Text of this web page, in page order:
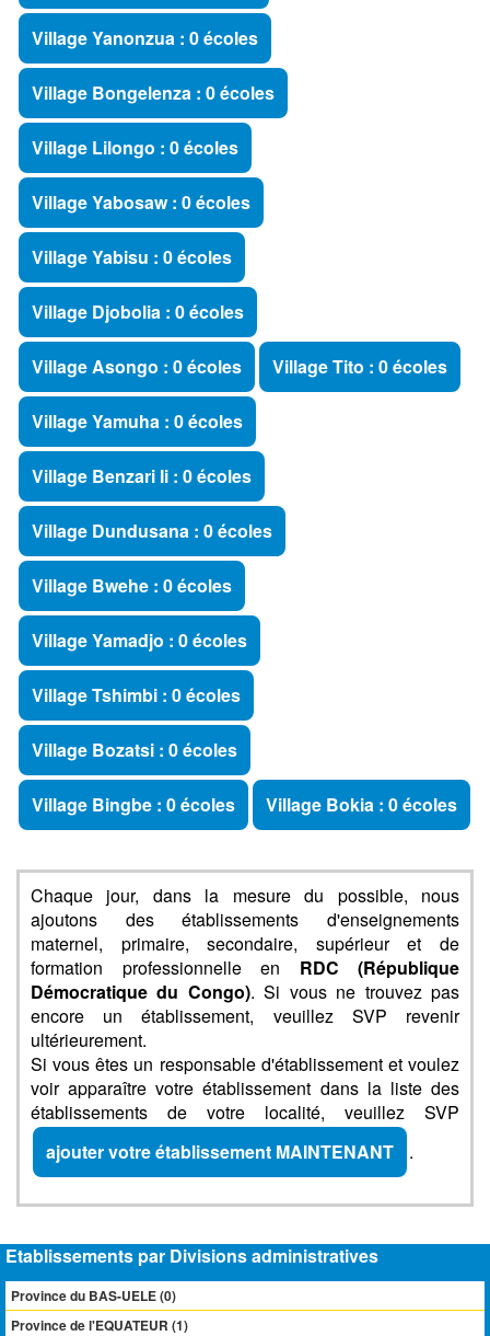
Village Yanonzua : 0 écoles
Village Bongelenza : 0 écoles
Village Lilongo : 0 écoles
Village Yabosaw : 0 écoles
Village Yabisu : 0 écoles
Village Djobolia : 0 écoles
Village Asongo : 0 écoles Village Tito : 0 écoles
Village Yamuha : 0 écoles
Village Benzari Ii : 0 écoles
Village Dundusana : 0 écoles
Village Bwehe : 0 écoles
Village Yamadjo : 0 écoles
Village Tshimbi : 0 écoles
Village Bozatsi : 0 écoles
Village Bingbe : 0 écoles Village Bokia : 0 écoles
Chaque jour, dans la mesure du possible, nous
ajoutons des établissements d'enseignements
maternel, primaire, secondaire, supérieur et de
formation professionnelle en RDC (République
Démocratique du Congo). Si vous ne trouvez pas
encore un établissement, veuillez SVP revenir
ultérieurement.
Si vous êtes un responsable d'établissement et voulez
voir apparaître votre établissement dans la liste des
établissements de votre localité, veuillez SVP
ajouter votre établissement MAINTENANT
.
Etablissements par Divisions administratives
Province du BAS-UELE (0)
Province de l'EQUATEUR (1)